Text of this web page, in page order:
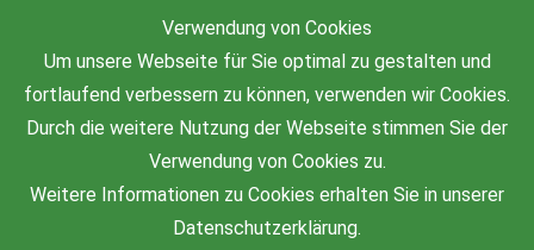
Verwendung von Cookies
Um unsere Webseite für Sie optimal zu gestalten und
fortlaufend verbessern zu können, verwenden wir Cookies.
Durch die weitere Nutzung der Webseite stimmen Sie der
Verwendung von Cookies zu.
Weitere Informationen zu Cookies erhalten Sie in unserer
Datenschutzerklärung.